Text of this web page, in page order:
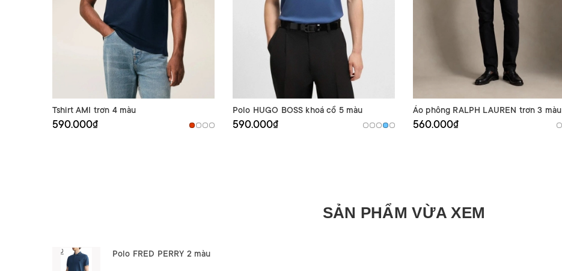
Tshirt AMI trơn 4 màu
590.000₫
Polo HUGO BOSS khoá cổ 5 màu
590.000₫
Áo phông RALPH LAUREN trơn 3 màu
560.000₫
SẢN PHẨM VỪA XEM
Polo FRED PERRY 2 màu